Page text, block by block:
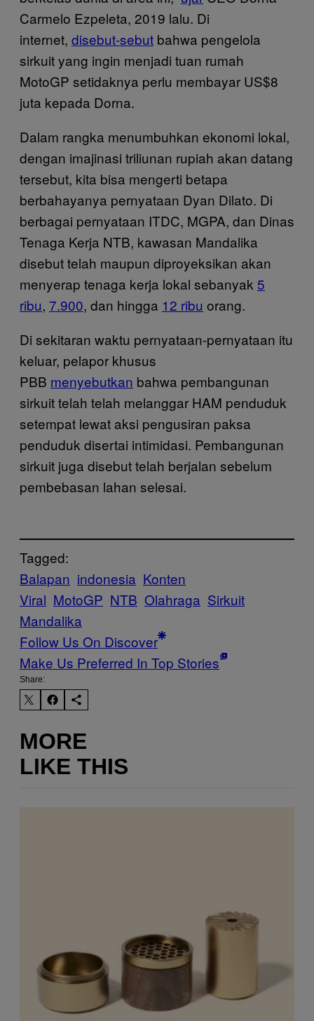
Carmelo Ezpeleta, 2019 lalu. Di
internet, disebut-sebut bahwa pengelola
sirkuit yang ingin menjadi tuan rumah
MotoGP setidaknya perlu membayar US$8
juta kepada Dorna.
Dalam rangka menumbuhkan ekonomi lokal,
dengan imajinasi triliunan rupiah akan datang
tersebut, kita bisa mengerti betapa
berbahayanya pernyataan Dyan Dilato. Di
berbagai pernyataan ITDC, MGPA, dan Dinas
Tenaga Kerja NTB, kawasan Mandalika
disebut telah maupun diproyeksikan akan
menyerap tenaga kerja lokal sebanyak 5
ribu, 7.900, dan hingga 12 ribu orang.
Di sekitaran waktu pernyataan-pernyataan itu
keluar, pelapor khusus
PBB menyebutkan bahwa pembangunan
sirkuit telah telah melanggar HAM penduduk
setempat lewat aksi pengusiran paksa
penduduk disertai intimidasi. Pembangunan
sirkuit juga disebut telah berjalan sebelum
pembebasan lahan selesai.
Tagged:
Balapan indonesia Konten
Viral MotoGP NTB Olahraga Sirkuit
Mandalika
Follow Us On Discover
Make Us Preferred In Top Stories
Share:
MORE
LIKE THIS